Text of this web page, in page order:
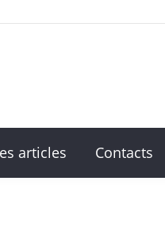
articles Contacts